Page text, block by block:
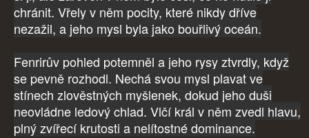
chránit. Vřely v něm pocity, které nikdy dříve
nezažil, a jeho mysl byla jako bouřlivý oceán.
Fenrirův pohled potemněl a jeho rysy ztvrdly, když
se pevně rozhodl. Nechá svou mysl plavat ve
stínech zlověstných myšlenek, dokud jeho duši
neovládne ledový chlad. Vlčí král v něm zvedl hlavu,
plný zvířecí krutosti a nelítostné dominance.